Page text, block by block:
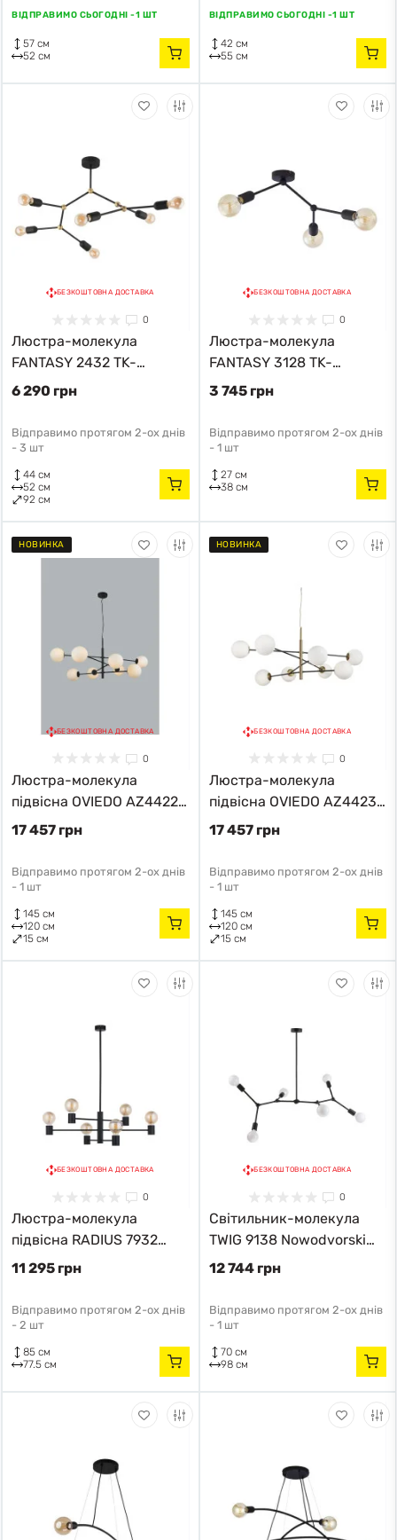
ВІДПРАВИМО СЬОГОДНІ -1 ШТ
57 см
52 см
ВІДПРАВИМО СЬОГОДНІ -1 ШТ
42 см
55 см
БЕЗКОШТОВНА ДОСТАВКА
0
Люстра-молекула
FANTASY 2432 TK-
Lighting чорний
6 290 грн
Відправимо протягом 2-ох днів
- 3 шт
44 см
52 см
92 см
БЕЗКОШТОВНА ДОСТАВКА
0
Люстра-молекула
FANTASY 3128 TK-
Lighting чорний
3 745 грн
Відправимо протягом 2-ох днів
- 1 шт
27 см
38 см
НОВИНКА
БЕЗКОШТОВНА ДОСТАВКА
0
Люстра-молекула
підвісна OVIEDO AZ4422
Azzardo чорний
17 457 грн
Відправимо протягом 2-ох днів
- 1 шт
145 см
120 см
15 см
НОВИНКА
БЕЗКОШТОВНА ДОСТАВКА
0
Люстра-молекула
підвісна OVIEDO AZ4423
Azzardo золото, чорний
17 457 грн
Відправимо протягом 2-ох днів
- 1 шт
145 см
120 см
15 см
БЕЗКОШТОВНА ДОСТАВКА
0
Люстра-молекула
підвісна RADIUS 7932
Nowodvorski чорний
11 295 грн
Відправимо протягом 2-ох днів
- 2 шт
85 см
77.5 см
БЕЗКОШТОВНА ДОСТАВКА
0
Світильник-молекула
TWIG 9138 Nowodvorski
чорний
12 744 грн
Відправимо протягом 2-ох днів
- 1 шт
70 см
98 см